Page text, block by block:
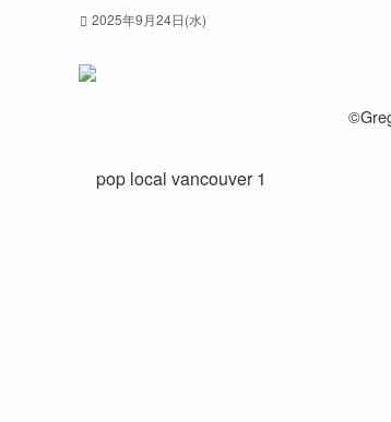
2025年9月24日(水)
pop local vancouver 1